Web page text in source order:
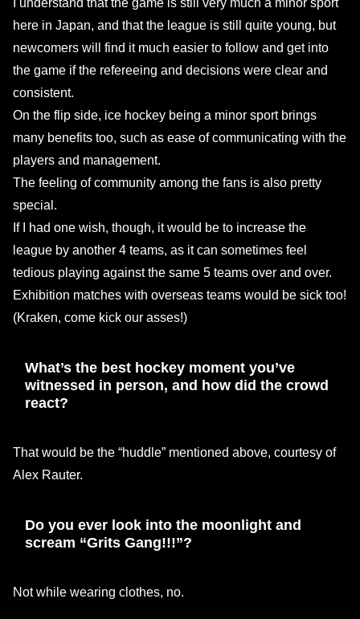
I understand that the game is still very much a minor sport
here in Japan, and that the league is still quite young, but
newcomers will find it much easier to follow and get into
the game if the refereeing and decisions were clear and
consistent.
On the flip side, ice hockey being a minor sport brings
many benefits too, such as ease of communicating with the
players and management.
The feeling of community among the fans is also pretty
special.
If I had one wish, though, it would be to increase the
league by another 4 teams, as it can sometimes feel
tedious playing against the same 5 teams over and over.
Exhibition matches with overseas teams would be sick too!
(Kraken, come kick our asses!)
What’s the best hockey moment you’ve
witnessed in person, and how did the crowd
react?
That would be the “huddle” mentioned above, courtesy of
Alex Rauter.
Do you ever look into the moonlight and
scream “Grits Gang!!!”?
Not while wearing clothes, no.